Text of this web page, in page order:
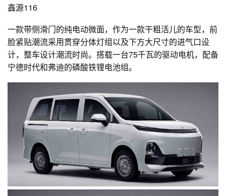
鑫源116
一款带侧滑门的纯电动微面，作为一款干粗活儿的车型，前
脸紧贴潮流采用贯穿分体灯组以及下方大尺寸的进气口设
计，整车设计潮流时尚。搭载一台75千瓦的驱动电机，配备
宁德时代和弗迪的磷酸铁锂电池组。